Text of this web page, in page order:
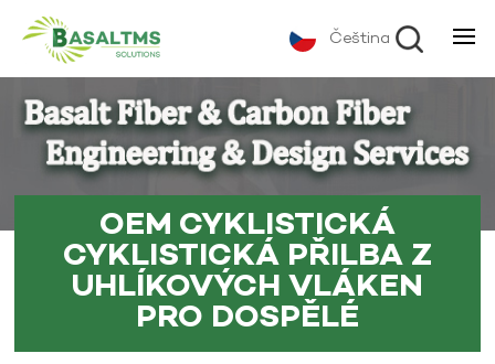
Čeština
OEM CYKLISTICKÁ
CYKLISTICKÁ PŘILBA Z
UHLÍKOVÝCH VLÁKEN
PRO DOSPĚLÉ